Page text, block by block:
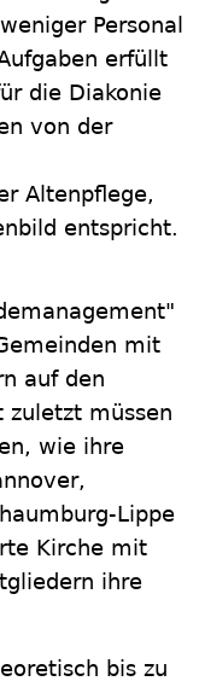
Personal
erfüllt
die Diakonie
von der
Altenpflege,
entspricht.
mit
auf den
zuletzt müssen
wie ihre
Lippe
Kirche mit
ihre
bis zu